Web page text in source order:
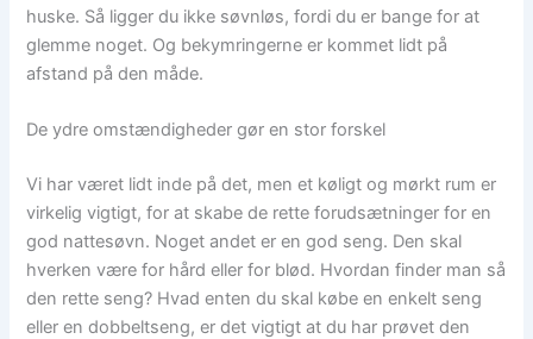
huske. Så ligger du ikke søvnløs, fordi du er bange for at
glemme noget. Og bekymringerne er kommet lidt på
afstand på den måde.
De ydre omstændigheder gør en stor forskel
Vi har været lidt inde på det, men et køligt og mørkt rum er
virkelig vigtigt, for at skabe de rette forudsætninger for en
god nattesøvn. Noget andet er en god seng. Den skal
hverken være for hård eller for blød. Hvordan finder man så
den rette seng? Hvad enten du skal købe en enkelt seng
eller en dobbeltseng, er det vigtigt at du har prøvet den